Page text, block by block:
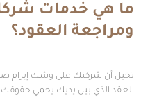
ما هي خدمات
ومراجعة العقود؟
تخيل أن شركتك على وشك إبرام
العقد الذي بين يديك يحمي حقوقك